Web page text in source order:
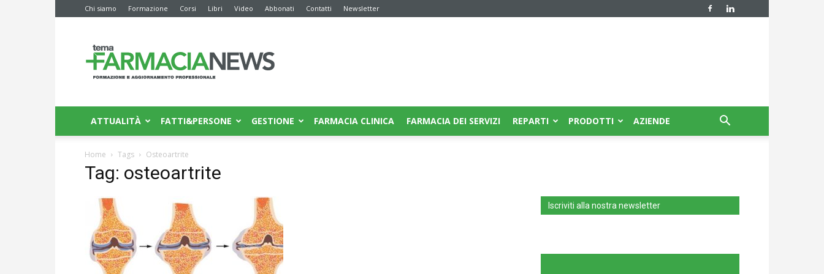
Chi siamo Formazione Corsi Libri Video Abbonati Contatti Newsletter
News
ATTUALITÀ FATTI&PERSONE GESTIONE FARMACIA CLINICA FARMACIA DEI SERVIZI REPARTI PRODOTTI AZIENDE
Home Tags Osteoartrite
Tag: osteoartrite
Iscriviti alla nostra newsletter